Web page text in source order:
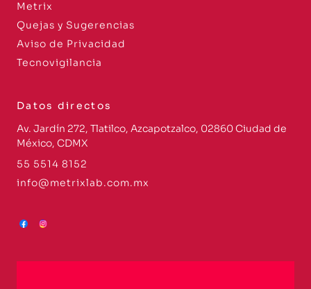
Metrix
Quejas y Sugerencias
Aviso de Privacidad
Tecnovigilancia
Datos directos
Av. Jardín 272, Tlatilco, Azcapotzalco, 02860 Ciudad de
México, CDMX
55 5514 8152
info@metrixlab.com.mx